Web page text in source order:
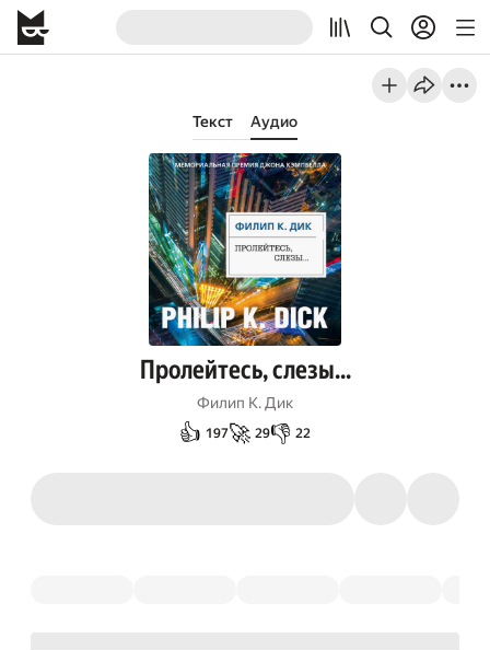
Текст Аудио
Пролейтесь, слезы...
Филип К. Дик
👍 197🚀 29👎 22